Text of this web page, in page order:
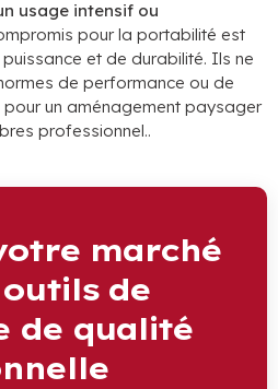
usage intensif ou
pour la portabilité est
et de durabilité. Ils ne
de performance ou de
un aménagement paysager
professionnel..
marché
de
de qualité